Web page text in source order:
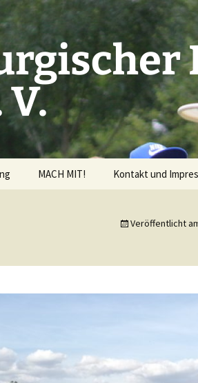
MACH MIT! Kontakt und
Veröffentlicht